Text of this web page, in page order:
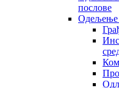
послове
Одељење